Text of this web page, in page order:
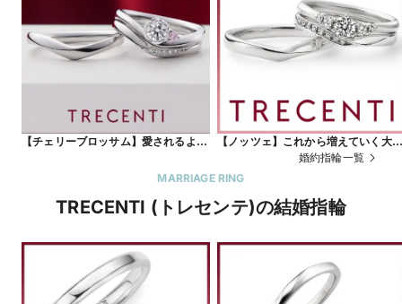
【チェリーブロッサム】愛されるよろ
【ノッツェ】これから増えていく大切
な記念日を祝福するリング
婚約指輪一覧
MARRIAGE RING
TRECENTI (トレセンテ)の結婚指輪